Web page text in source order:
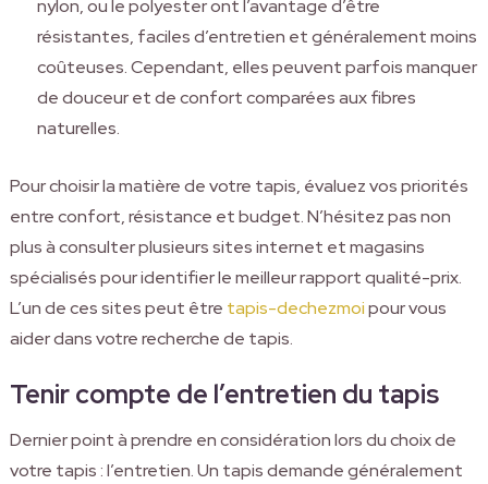
nylon, ou le polyester ont l’avantage d’être
résistantes, faciles d’entretien et généralement moins
coûteuses. Cependant, elles peuvent parfois manquer
de douceur et de confort comparées aux fibres
naturelles.
Pour choisir la matière de votre tapis, évaluez vos priorités
entre confort, résistance et budget. N’hésitez pas non
plus à consulter plusieurs sites internet et magasins
spécialisés pour identifier le meilleur rapport qualité-prix.
L’un de ces sites peut être tapis-dechezmoipour vous
aider dans votre recherche de tapis.
Tenir compte de l’entretien du tapis
Dernier point à prendre en considération lors du choix de
votre tapis : l’entretien. Un tapis demande généralement